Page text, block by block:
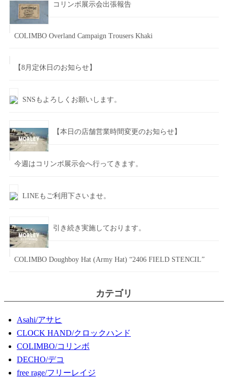
コリンボ展示会出張報告
COLIMBO Overland Campaign Trousers Khaki
【8月定休日のお知らせ】
SNSもよろしくお願いします。
【本日の店舗営業時間変更のお知らせ】
今週はコリンボ展示会へ行ってきます。
LINEもご利用下さいませ。
引き続き実施しております。
COLIMBO Doughboy Hat (Army Hat) “2406 FIELD STENCIL”
カテゴリ
Asahi/アサヒ
CLOCK HAND/クロックハンド
COLIMBO/コリンボ
DECHO/デコ
free rage/フリーレイジ